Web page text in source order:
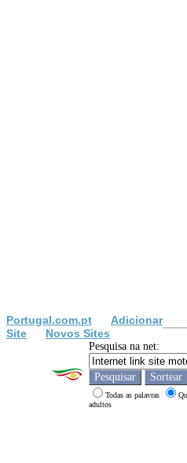
Portugal.com.pt
Adicionar
Site
Novos Sites
Pesquisa na net:
Todas as palavras
adultos